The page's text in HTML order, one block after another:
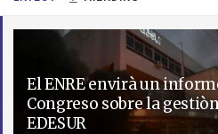
El ENRE envirà un
Congreso sobre la
EDESUR